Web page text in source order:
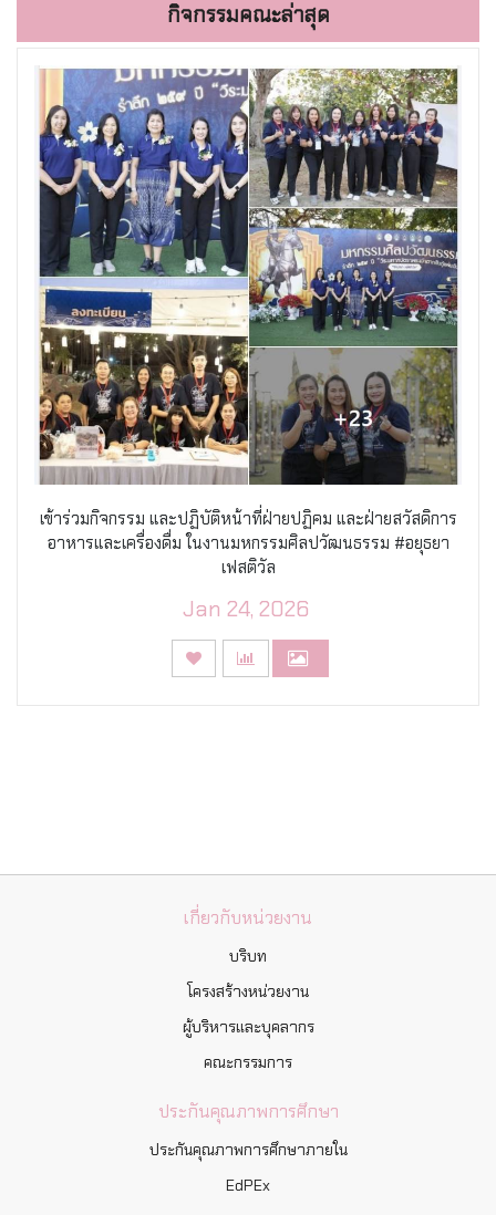
กิจกรรมคณะล่าสุด
เข้าร่วมกิจกรรม และปฏิบัติหน้าที่ฝ่ายปฏิคม และฝ่ายสวัสดิการ
อาหารและเครื่องดื่ม ในงานมหกรรมศิลปวัฒนธรรม #อยุธยา
เฟสติวัล
Jan 24, 2026
เกี่ยวกับหน่วยงาน
บริบท
โครงสร้างหน่วยงาน
ผู้บริหารและบุคลากร
คณะกรรมการ
ประกันคุณภาพการศึกษา
ประกันคุณภาพการศึกษาภายใน
EdPEx